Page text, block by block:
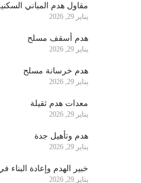
مقاول هدم المباني
يناير 29, 2026
هدم أسقف مسلح
يناير 29, 2026
هدم خرسانة مسلح
يناير 29, 2026
معدات هدم ثقيلة
يناير 29, 2026
هدم وتأهيل جدة
يناير 29, 2026
خبير الهدم وإعادة البناء
يناير 29, 2026